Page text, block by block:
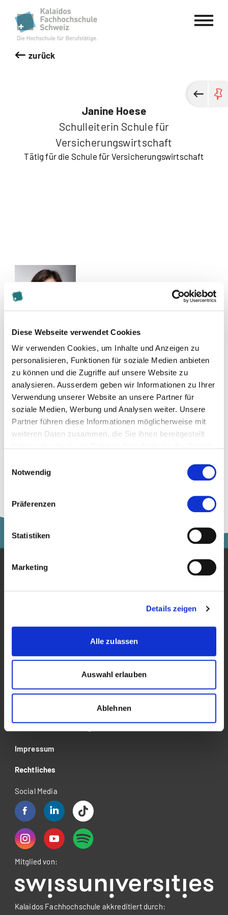
Diese Webseite verwendet Cookies
Wir verwenden Cookies, um Inhalte und Anzeigen zu
personalisieren, Funktionen für soziale Medien anbieten
zu können und die Zugriffe auf unsere Website zu
analysieren. Ausserdem geben wir Informationen zu Ihrer
Verwendung unserer Website an unsere Partner für
soziale Medien, Werbung und Analysen weiter. Unsere
Partner führen diese Informationen möglicherweise mit
weiteren Daten zusammen, die Sie ihnen bereitgestellt
Notwendig
Präferenzen
Statistiken
Marketing
Details zeigen
Alle zulassen
Auswahl erlauben
Ablehnen
Kalaidos Fachhochschule Schweiz
zurück
Janine Hoese
Schulleiterin Schule für
Versicherungswirtschaft
Tätig für die Schule für Versicherungswirtschaft
Kontakt
j.hoese@akad.ch
Zur Merkliste hinzufügen
Themen, die der Person zugeordnet sind:
News & Blog
Impressum
Rechtliches
Social Media
Mitglied von:
Kalaidos Fachhochschule akkreditiert durch: